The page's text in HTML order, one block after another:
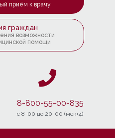
приём к врачу
граждан
возможности
помощи
8-800-55-00-835
c 8-00 до 20-00 (мск+4)